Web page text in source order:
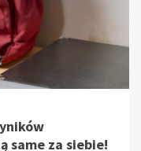
same za siebie!